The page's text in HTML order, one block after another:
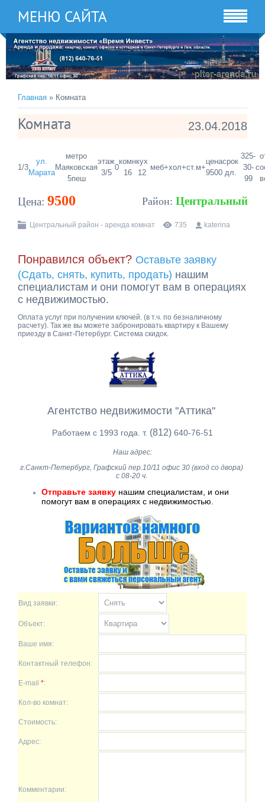
МЕНЮ САЙТА
Главная » Комната
23.04.2018
Комната
1/3
ул.
Марата
метро
Маяковская
5пеш
этаж
3/5
0
комн
16
кух
12
меб+хол+ст.м+
цена
9500
срок
дл.
325-
30-
99
Цена: 9500 Район: Центральный
Центральный район - аренда комнат 735 katerina
Понравился объект? Оставьте заявку
(Сдать, снять, купить, продать) нашим
специалистам и они помогут вам в операциях
с недвижимостью.
Оплата услуг при получении ключей. (в т.ч. по безналичному
расчету). Так же вы можете забронировать квартиру к Вашему
приезду в Санкт-Петербург. Система скидок.
Агентство недвижимости ''Аттика''
Работаем с 1993 года. т. (812) 640-76-51
Наш адрес:
г.Санкт-Петербург, Графский пер.10/11 офис 30 (вход со двора)
с 08-20 ч.
Отправьте заявку нашим специалистам, и они
помогут вам в операциях с недвижимостью.
Вид заявки:
Объект:
Ваше имя:
Контактный телефон:
E-mail *:
Кол-во комнат:
Стоимость:
Адрес:
Комментарии: